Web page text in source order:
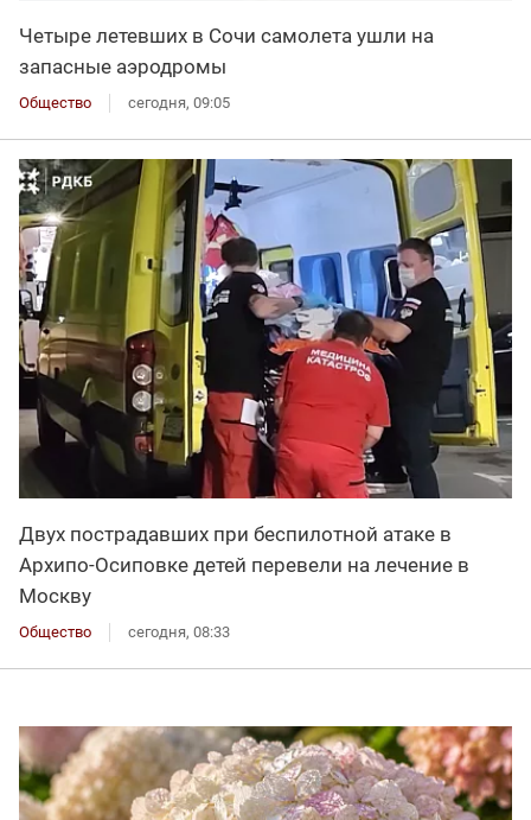
Четыре летевших в Сочи самолета ушли на
запасные аэродромы
Общество сегодня, 09:05
Двух пострадавших при беспилотной атаке в
Архипо-Осиповке детей перевели на лечение в
Москву
Общество сегодня, 08:33